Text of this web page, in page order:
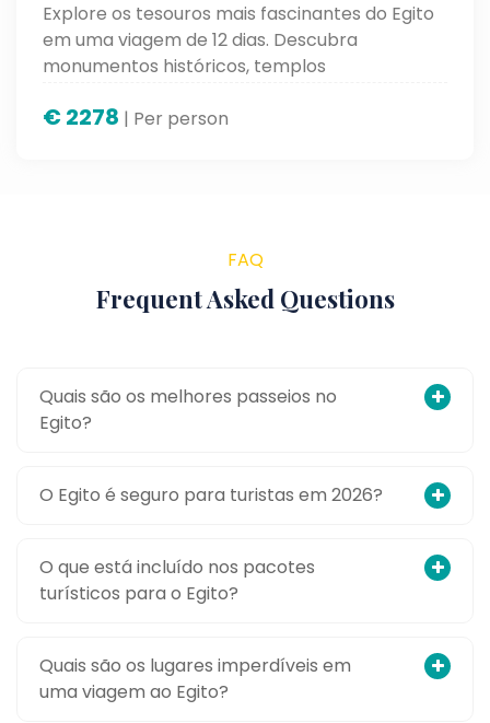
Explore os tesouros mais fascinantes do Egito
em uma viagem de 12 dias. Descubra
monumentos históricos, templos
inesquecíveis enquanto mergulha na rica
€2278 | Per person
FAQ
Frequent Asked Questions
Quais são os melhores passeios no
Egito?
O Egito é seguro para turistas em 2026?
O que está incluído nos pacotes
turísticos para o Egito?
Quais são os lugares imperdíveis em
uma viagem ao Egito?